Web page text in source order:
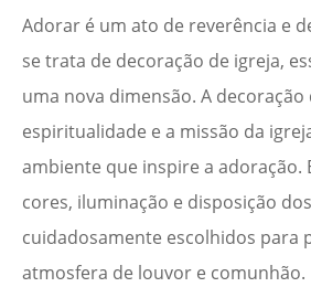
Adorar é um ato de reverência e
se trata de decoração de igreja,
uma nova dimensão. A
espiritualidade e a missão da
ambiente que inspire a adoração.
cores, iluminação e disposição
cuidadosamente escolhidos para
atmosfera de louvor e comunhão.